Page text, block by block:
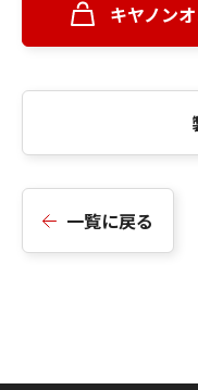
キヤノン
一覧に戻る